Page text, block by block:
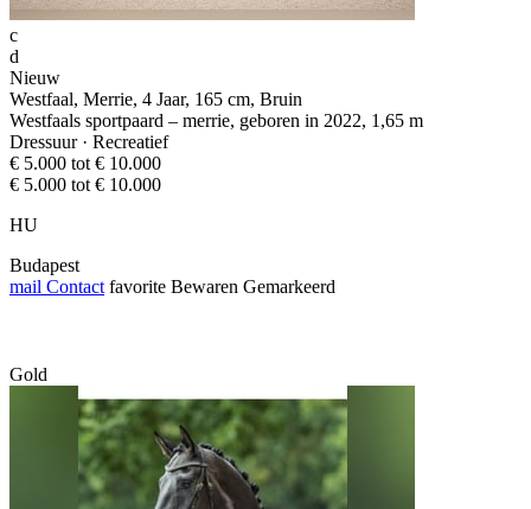
c
d
Nieuw
Westfaal, Merrie, 4 Jaar, 165 cm, Bruin
Westfaals sportpaard – merrie, geboren in 2022, 1,65 m
Dressuur · Recreatief
€ 5.000 tot € 10.000
€ 5.000 tot € 10.000
HU
Budapest
mail Contact favorite Bewaren Gemarkeerd
Gold